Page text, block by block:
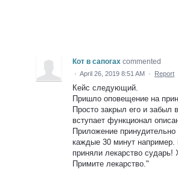
Кот в сапогах commented
· April 26, 2019 8:51 AM · Report
Кейс следующий.
Пришло оповещение на
Просто закрыл его и забыл
вступает функционал
Приложение принудительно
каждые 30 минут
приняли лекарство сударь!
Примите лекарство."